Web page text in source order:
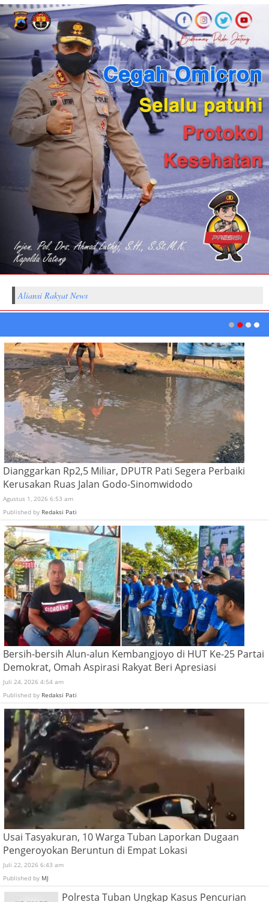
Aliansi Rakyat News
Dianggarkan Rp2,5 Miliar, DPUTR Pati Segera Perbaiki
Kerusakan Ruas Jalan Godo-Sinomwidodo
Agustus 1, 2026 6:53 am
Published by Redaksi Pati
Bersih-bersih Alun-alun Kembangjoyo di HUT Ke-25 Partai
Demokrat, Omah Aspirasi Rakyat Beri Apresiasi
Juli 24, 2026 4:54 am
Published by Redaksi Pati
Usai Tasyakuran, 10 Warga Tuban Laporkan Dugaan
Pengeroyokan Beruntun di Empat Lokasi
Juli 22, 2026 6:43 am
Published by MJ
Polresta Tuban Ungkap Kasus Pencurian